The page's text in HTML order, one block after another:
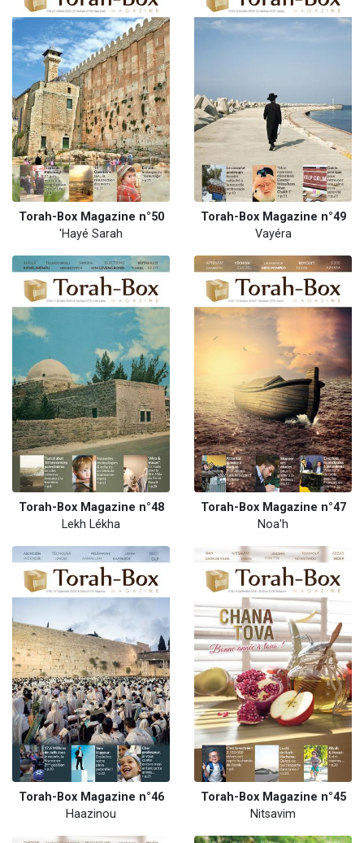
Torah-Box Magazine n°50
'Hayé Sarah
Torah-Box Magazine n°49
Vayéra
Torah-Box Magazine n°48
Lekh Lékha
Torah-Box Magazine n°47
Noa'h
Torah-Box Magazine n°46
Haazinou
Torah-Box Magazine n°45
Nitsavim